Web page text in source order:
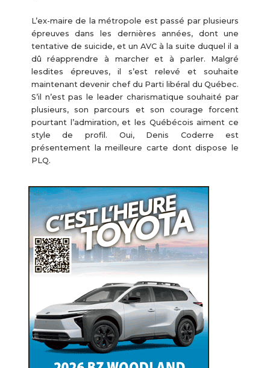
L’ex-maire de la métropole est passé par plusieurs
épreuves dans les dernières années, dont une
tentative de suicide, et un AVC à la suite duquel il a
dû réapprendre à marcher et à parler. Malgré
lesdites épreuves, il s’est relevé et souhaite
maintenant devenir chef du Parti libéral du Québec.
S’il n’est pas le leader charismatique souhaité par
plusieurs, son parcours et son courage forcent
pourtant l’admiration, et les Québécois aiment ce
style de profil. Oui, Denis Coderre est
présentement la meilleure carte dont dispose le
PLQ.